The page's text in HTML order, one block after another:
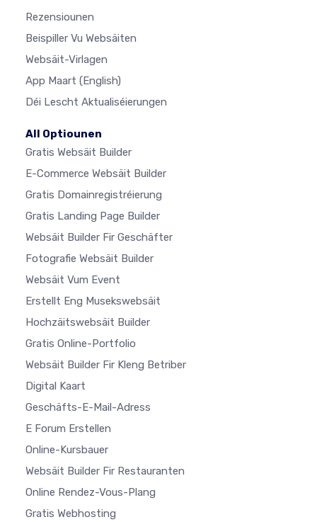
Rezensiounen
Beispiller Vu Websäiten
Websäit-Virlagen
App Maart (English)
Déi Lescht Aktualiséierungen
All Optiounen
Gratis Websäit Builder
E-Commerce Websäit Builder
Gratis Domainregistréierung
Gratis Landing Page Builder
Websäit Builder Fir Geschäfter
Fotografie Websäit Builder
Websäit Vum Event
Erstellt Eng Musekswebsäit
Hochzäitswebsäit Builder
Gratis Online-Portfolio
Websäit Builder Fir Kleng Betriber
Digital Kaart
Geschäfts-E-Mail-Adress
E Forum Erstellen
Online-Kursbauer
Websäit Builder Fir Restauranten
Online Rendez-Vous-Plang
Gratis Webhosting